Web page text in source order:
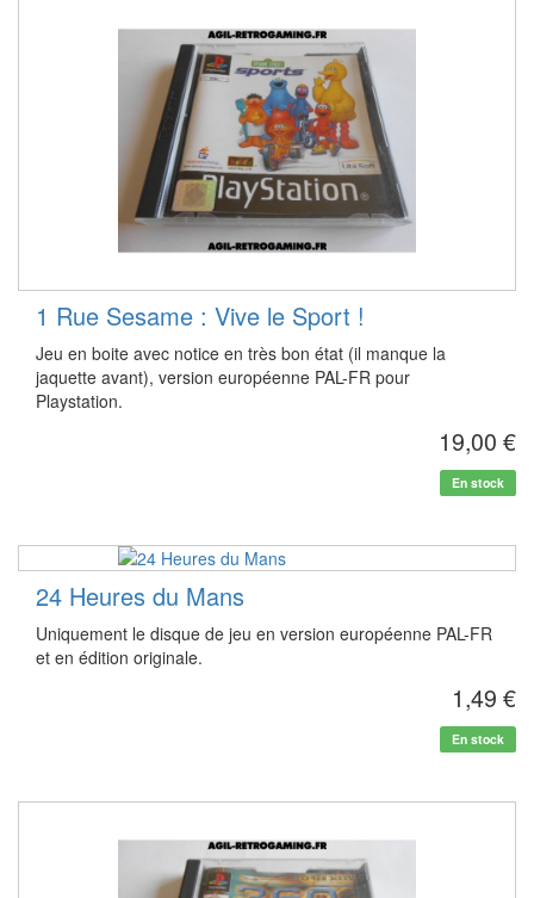
1 Rue Sesame : Vive le Sport !
Jeu en boite avec notice en très bon état (il manque la
jaquette avant), version européenne PAL-FR pour
Playstation.
19,00 €
En stock
24 Heures du Mans
Uniquement le disque de jeu en version européenne PAL-FR
et en édition originale.
1,49 €
En stock